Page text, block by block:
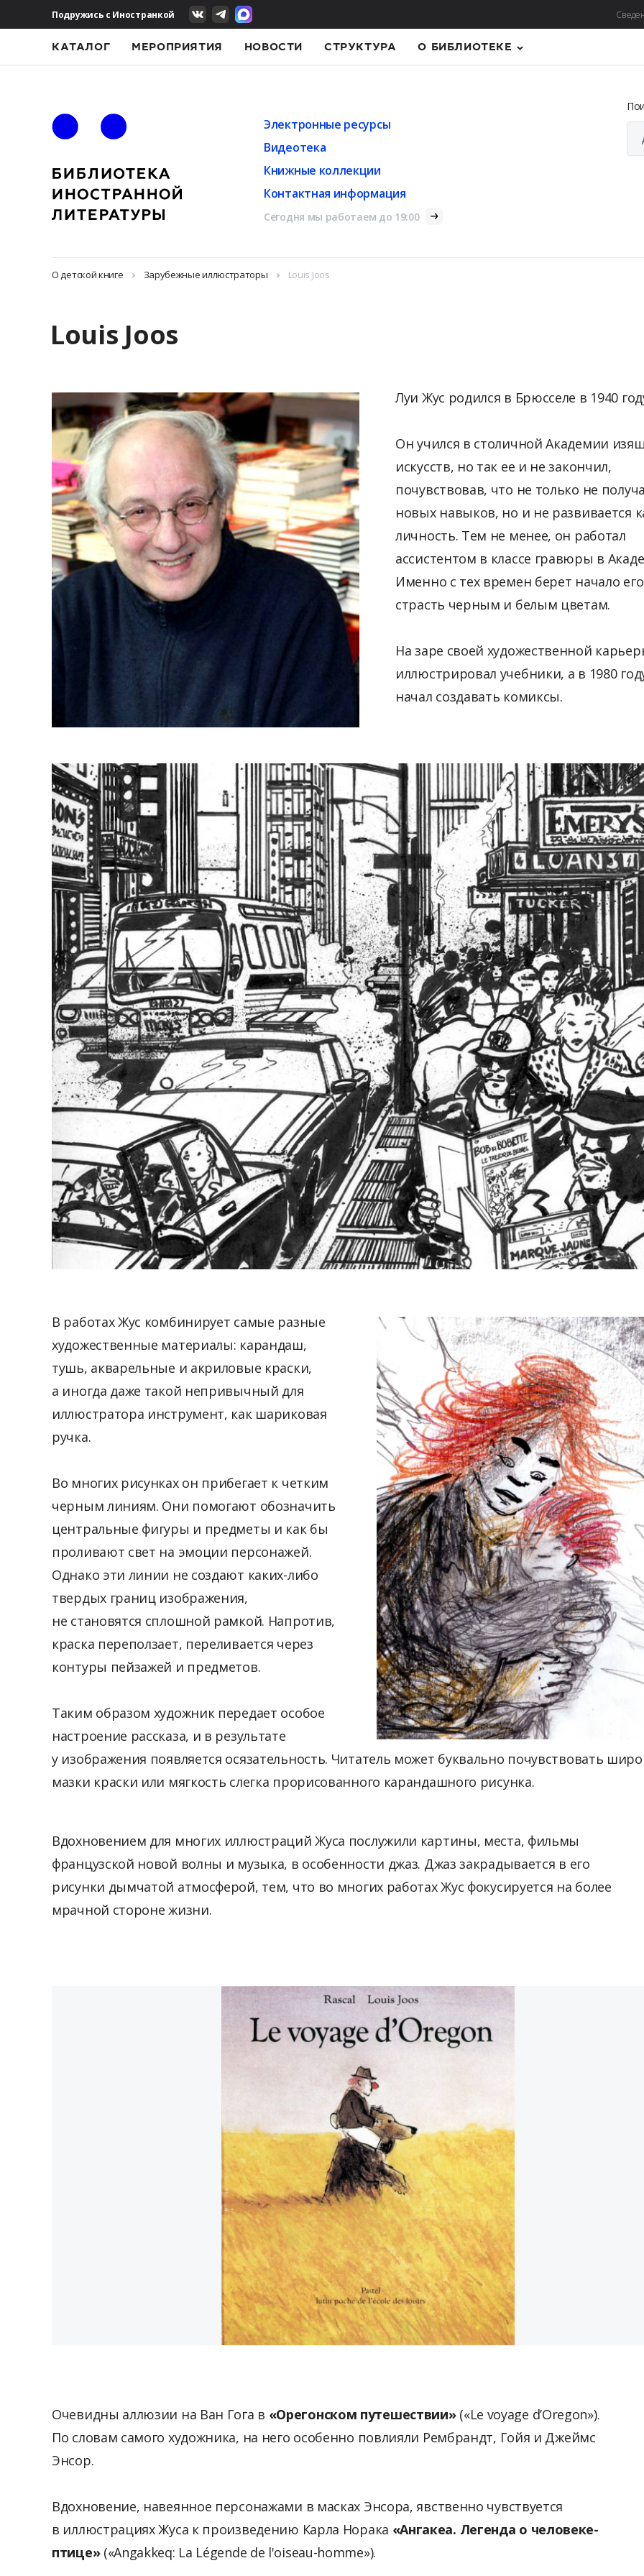
Подружись с Иностранкой
КАТАЛОГ МЕРОПРИЯТИЯ НОВОСТИ СТРУКТУРА О БИБЛИОТЕКЕ
Электронные ресурсы
Видеотека
Книжные коллекции
Контактная информация
Сегодня мы работаем до 19:00
О детской книге Зарубежные иллюстраторы Louis Joos
Louis Joos
Луи Жус родился в Брюсселе в 1940
Он учился в столичной Академии
искусств, но так ее и не закончил,
почувствовав, что не только не
новых навыков, но и не развивается
личность. Тем не менее, он работал
ассистентом в классе гравюры в
Именно с тех времен берет начало его
страсть черным и белым цветам.
На заре своей художественной
иллюстрировал учебники, а в 1980
начал создавать комиксы.
В работах Жус комбинирует самые разные
художественные материалы: карандаш,
тушь, акварельные и акриловые краски,
а иногда даже такой непривычный для
иллюстратора инструмент, как шариковая
ручка.
Во многих рисунках он прибегает к четким
черным линиям. Они помогают обозначить
центральные фигуры и предметы и как бы
проливают свет на эмоции персонажей.
Однако эти линии не создают каких-либо
твердых границ изображения,
не становятся сплошной рамкой. Напротив,
краска переползает, переливается через
контуры пейзажей и предметов.
Таким образом художник передает особое
настроение рассказа, и в результате
у изображения появляется осязательность. Читатель может буквально почувствовать
мазки краски или мягкость слегка прорисованного карандашного рисунка.
Вдохновением для многих иллюстраций Жуса послужили картины, места, фильмы
французской новой волны и музыка, в особенности джаз. Джаз закрадывается в его
рисунки дымчатой атмосферой, тем, что во многих работах Жус фокусируется на более
мрачной стороне жизни.
Очевидны аллюзии на Ван Гога в «Орегонском путешествии»(«Le voyage d’Oregon»).
По словам самого художника, на него особенно повлияли Рембрандт, Гойя и Джеймс
Энсор.
Вдохновение, навеянное персонажами в масках Энсора, явственно чувствуется
в иллюстрациях Жуса к произведению Карла Норака «Ангакеа. Легенда о человеке-
птице»(«Angakkeq: La Légende de l'oiseau-homme»).